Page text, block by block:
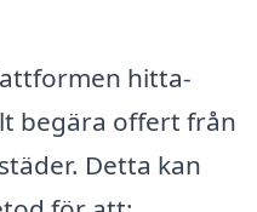
hitta-
begära offert från
Detta kan